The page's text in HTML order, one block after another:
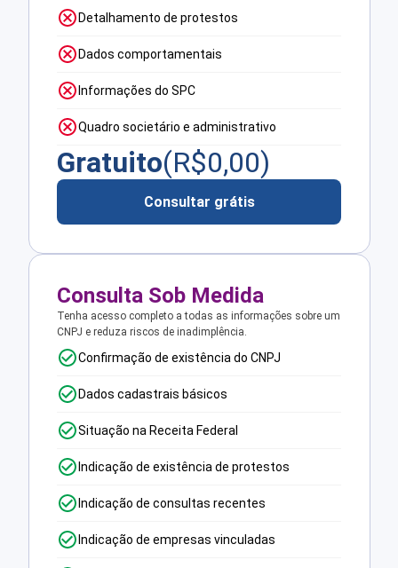
Detalhamento de protestos
Dados comportamentais
Informações do SPC
Quadro societário e administrativo
Gratuito(R$0,00)
Consultar grátis
Consulta Sob Medida
Tenha acesso completo a todas as informações sobre um
CNPJ e reduza riscos de inadimplência.
Confirmação de existência do CNPJ
Dados cadastrais básicos
Situação na Receita Federal
Indicação de existência de protestos
Indicação de consultas recentes
Indicação de empresas vinculadas